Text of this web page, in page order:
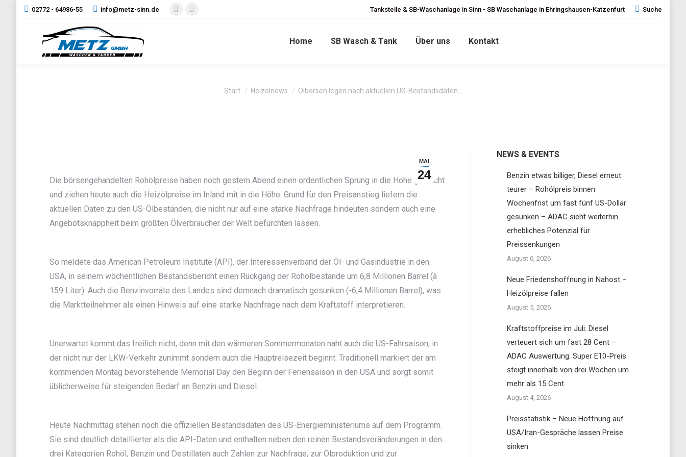
02772 - 64986-55 info@metz-sinn.de Tankstelle & SB-Waschanlage in Sinn - SB Waschanlage in Ehringshausen-Katzenfurt Search:
Suche
Home SB Wasch & Tank Über uns Kontakt
Sie befinden sich hier:
Start Heizölnews Ölbörsen legen nach aktuellen US-Bestandsdaten…
MAI
24
Die börsengehandelten Rohölpreise haben noch gestern Abend einen ordentlichen Sprung in die Höhe gemacht
und ziehen heute auch die Heizölpreise im Inland mit in die Höhe. Grund für den Preisanstieg liefern die
aktuellen Daten zu den US-Ölbeständen, die nicht nur auf eine starke Nachfrage hindeuten sondern auch eine
Angebotsknappheit beim größten Ölverbraucher der Welt befürchten lassen.
So meldete das American Petroleum Institute (API), der Interessenverband der Öl- und Gasindustrie in den
USA, in seinem wöchentlichen Bestandsbericht einen Rückgang der Rohölbestände um 6,8 Millionen Barrel (à
159 Liter). Auch die Benzinvorräte des Landes sind demnach dramatisch gesunken (-6,4 Millionen Barrel), was
die Marktteilnehmer als einen Hinweis auf eine starke Nachfrage nach dem Kraftstoff interpretieren.
Unerwartet kommt das freilich nicht, denn mit den wärmeren Sommermonaten naht auch die US-Fahrsaison, in
der nicht nur der LKW-Verkehr zunimmt sondern auch die Hauptreisezeit beginnt. Traditionell markiert der am
kommenden Montag bevorstehende Memorial Day den Beginn der Feriensaison in den USA und sorgt somit
üblicherweise für steigenden Bedarf an Benzin und Diesel.
Heute Nachmittag stehen noch die offiziellen Bestandsdaten des US-Energieministeriums auf dem Programm.
Sie sind deutlich detaillierter als die API-Daten und enthalten neben den reinen Bestandsveränderungen in den
drei Kategorien Rohöl, Benzin und Destillaten auch Zahlen zur Nachfrage, zur Ölproduktion und zur
NEWS & EVENTS
Benzin etwas billiger, Diesel erneut
teurer – Rohölpreis binnen
Wochenfrist um fast fünf US-Dollar
gesunken – ADAC sieht weiterhin
erhebliches Potenzial für
Preissenkungen
August 6, 2026
Neue Friedenshoffnung in Nahost –
Heizölpreise fallen
August 5, 2026
Kraftstoffpreise im Juli: Diesel
verteuert sich um fast 28 Cent –
ADAC Auswertung: Super E10-Preis
steigt innerhalb von drei Wochen um
mehr als 15 Cent
August 4, 2026
Preisstatistik – Neue Hoffnung auf
USA/Iran-Gespräche lassen Preise
sinken